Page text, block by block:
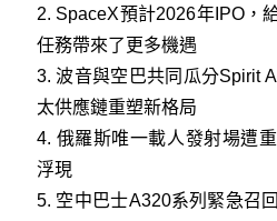
2. SpaceX預計2026年IPO，
任務帶來了更多機遇
3.波音與空巴共同瓜分Spirit
太供應鏈重塑新格局
4. 俄羅斯唯一載人發射場遭
浮現
5. 空中巴士A320系列緊急召